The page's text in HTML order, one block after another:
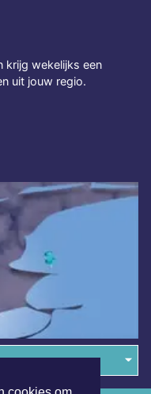
krijg wekelijks een
uit jouw regio.